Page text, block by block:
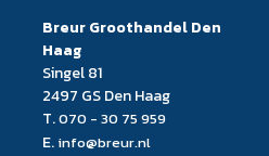
Breur Groothandel Den
Haag
Singel 81
2497 GS Den Haag
T.070 - 30 75 959
E. info@breur.nl